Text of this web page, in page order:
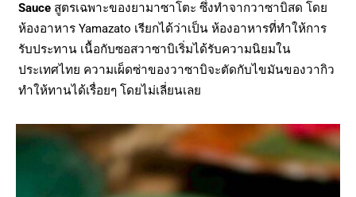
Sauce สูตรเฉพาะของยามาซาโตะ ซึ่งทำจากวาซาบิสด โดย
ห้องอาหาร Yamazato เรียกได้ว่าเป็น ห้องอาหารที่ทำให้การ
รับประทาน เนื้อกับซอสวาซาบิเริ่มได้รับความนิยมใน
ประเทศไทย ความเผ็ดซ่าของวาซาบิจะตัดกับไขมันของวากิว
ทำให้ทานได้เรื่อยๆ โดยไม่เลี่ยนเลย